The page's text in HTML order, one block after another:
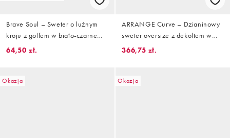
Brave Soul – Sweter o luźnym
kroju z golfem w biało-czarne
paski
64,50 zł.
ARRANGE Curve – Dzianinowy
sweter oversize z dekoltem w
kształcie litery V i zaokrąglonym
366,75 zł.
Okazja Okazja